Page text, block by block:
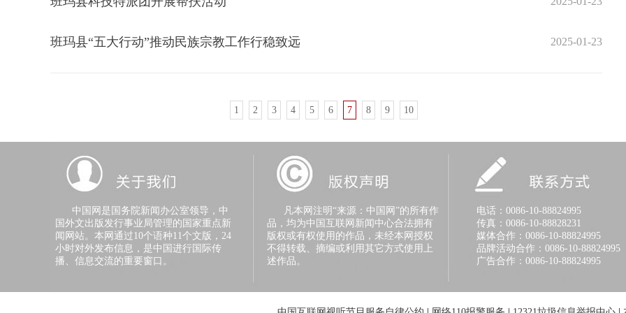
班玛县“五大行动”推动民族宗教工作行稳致远 2025-01-23
1 2 3 4 5 6 7 8 9 10
中国网是国务院新闻办公室领导，中
国外文出版发行事业局管理的国家重点新
闻网站。本网通过10个语种11个文版，24
小时对外发布信息，是中国进行国际传
播、信息交流的重要窗口。
凡本网注明“来源：中国网”的所有作
品，均为中国互联网新闻中心合法拥有
版权或有权使用的作品，未经本网授权
不得转载、摘编或利用其它方式使用上
述作品。
电话：0086-10-88824995
传真：0086-10-88828231
媒体合作：0086-10-88824995
品牌活动合作：0086-10-88824995
广告合作：0086-10-88824995